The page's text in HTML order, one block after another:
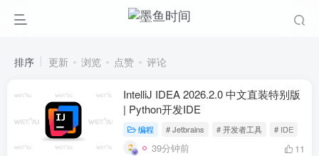
排序 更新 浏览 点赞 评论
IntelliJ IDEA 2026.2.0 中文直装特别版
| Python开发IDE
编程 # Jetbrains # 开发者工具 # IDE
39分钟前 11